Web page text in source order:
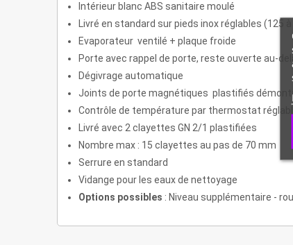
Intérieur blanc ABS sanitaire moulé
Livré en standard sur pieds inox réglables (125 à
Evaporateur ventilé + plaque froide
Porte avec rappel de porte, reste ouverte au-delà
Dégivrage automatique
Joints de porte magnétiques plastifiés
Contrôle de température par thermostat réglable
Livré avec 2 clayettes GN 2/1 plastifiées
Nombre max : 15 clayettes au pas de 70 mm
Serrure en standard
Vidange pour les eaux de nettoyage
Options possibles : Niveau supplémentaire -